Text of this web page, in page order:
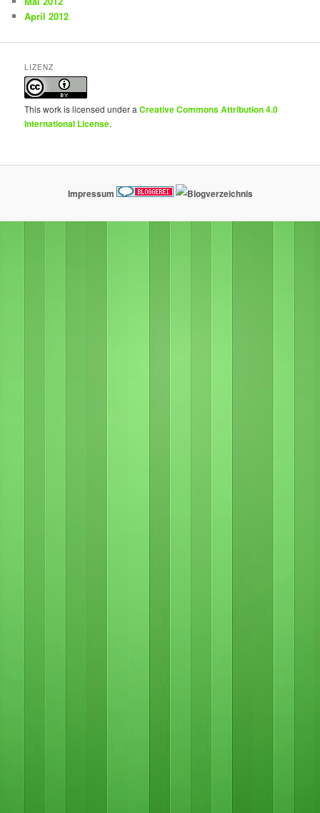
April 2012
LIZENZ
This work is licensed under aCreative Commons Attribution 4.0
International License.
Impressum